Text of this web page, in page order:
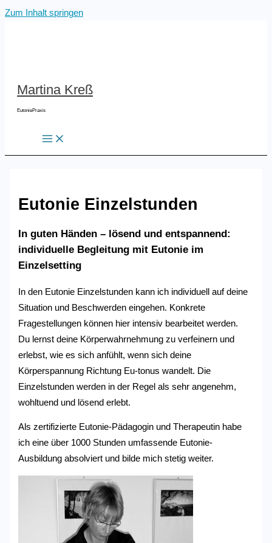
Zum Inhalt springen
Martina Kreß
EutoniePraxis
Eutonie Einzelstunden
In guten Händen – lösend und entspannend:
individuelle Begleitung mit Eutonie im
Einzelsetting
In den Eutonie Einzelstunden kann ich individuell auf deine
Situation und Beschwerden eingehen. Konkrete
Fragestellungen können hier intensiv bearbeitet werden.
Du lernst deine Körperwahrnehmung zu verfeinern und
erlebst, wie es sich anfühlt, wenn sich deine
Körperspannung Richtung Eu-tonus wandelt. Die
Einzelstunden werden in der Regel als sehr angenehm,
wohltuend und lösend erlebt.
Als zertifizierte Eutonie-Pädagogin und Therapeutin habe
ich eine über 1000 Stunden umfassende Eutonie-
Ausbildung absolviert und bilde mich stetig weiter.